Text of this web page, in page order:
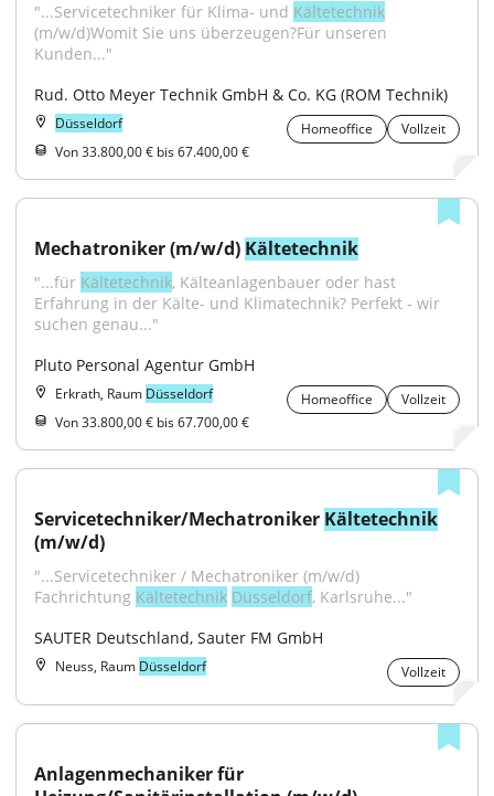
"...Servicetechniker für Klima- und Kältetechnik
(m/w/d)Womit Sie uns überzeugen?Für unseren
Kunden..."
Rud. Otto Meyer Technik GmbH & Co. KG (ROM Technik)
Düsseldorf Homeoffice
Vollzeit
Von 33.800,00 € bis 67.400,00 €
Mechatroniker (m/w/d) Kältetechnik
"...für Kältetechnik, Kälteanlagenbauer oder hast
Erfahrung in der Kälte- und Klimatechnik? Perfekt - wir
suchen genau..."
Pluto Personal Agentur GmbH
Erkrath, Raum Düsseldorf Homeoffice
Vollzeit
Von 33.800,00 € bis 67.700,00 €
Servicetechniker/Mechatroniker Kältetechnik
(m/w/d)
"...Servicetechniker / Mechatroniker (m/w/d)
Fachrichtung Kältetechnik Düsseldorf, Karlsruhe..."
SAUTER Deutschland, Sauter FM GmbH
Neuss, Raum Düsseldorf Vollzeit
Anlagenmechaniker für